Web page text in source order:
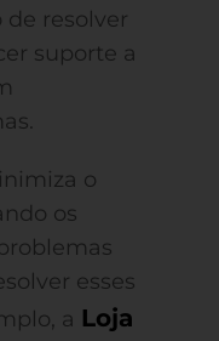
de resolver
suporte a
o
os
esses
a Loja